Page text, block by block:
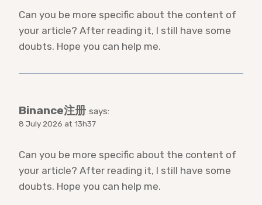
Can you be more specific about the content of
your article? After reading it, I still have some
doubts. Hope you can help me.
Binance注册 says:
8 July 2026 at 13h37
Can you be more specific about the content of
your article? After reading it, I still have some
doubts. Hope you can help me.